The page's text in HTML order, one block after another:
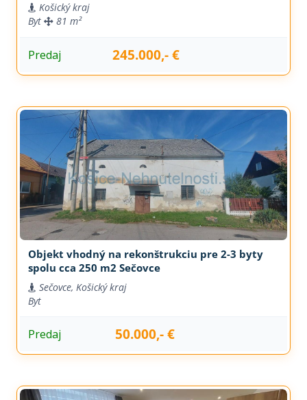
Košický kraj
Byt
81 m²
Predaj 245.000,- €
Objekt vhodný na rekonštrukciu pre 2-3 byty
spolu cca 250 m2 Sečovce
Sečovce, Košický kraj
Byt
Predaj 50.000,- €